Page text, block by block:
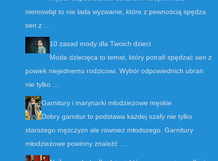
niemowląt to nie lada wyzwanie, które z pewnością spędza
sen z …
10 zasad mody dla Twoich dzieci
Moda dziecięca to temat, który potrafi spędzać sen z
powiek niejednemu rodzicowi. Wybór odpowiednich ubrań
nie tylko …
Garnitury i marynarki młodzieżowe męskie
Dobry garnitur to podstawa każdej szafy nie tylko
starszego mężczyzn ale również młodszego. Garnitury
młodzieżowe powinny znaleźć …